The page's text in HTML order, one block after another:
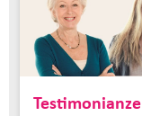
Testimonianze